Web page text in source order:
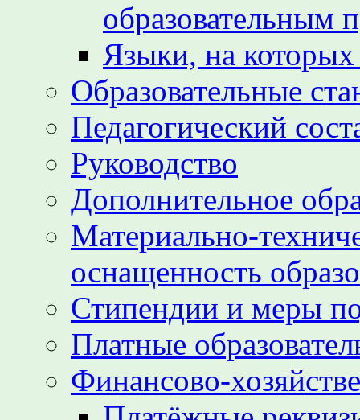
образовательным
Языки, на которых
Образовательные
Педагогический
Руководство
Дополнительное
Материально-
оснащенность
Стипендии и меры
Платные
Финансово-